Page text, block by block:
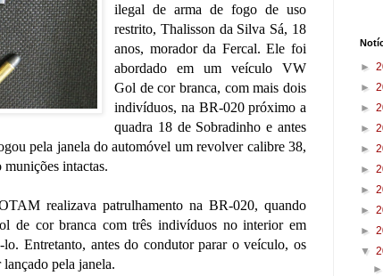
ilegal de arma de fogo de uso
restrito, Thalisson da Silva Sá, 18
anos, morador da Fercal. Ele foi
abordado em um veículo VW
Gol de cor branca, com mais dois
indivíduos, na BR-020 próximo a
quadra 18 de Sobradinho e antes
pela janela do automóvel um revolver calibre 38,
munições intactas.
realizava patrulhamento na BR-020, quando
de cor branca com três indivíduos no interior em
lo. Entretanto, antes do condutor parar o veículo, os
pela janela.
►
►
►
►
►
►
►
►
►
▼